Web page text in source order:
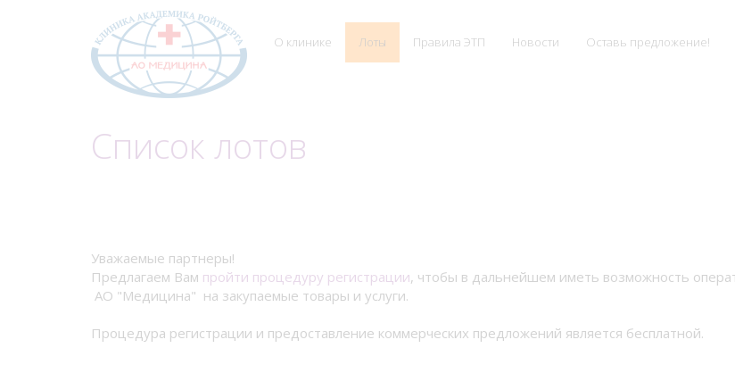
О клинике Лоты Правила ЭТП Новости Оставь предложение!
Список лотов
Уважаемые партнеры!
Предлагаем Вам пройти процедуру регистрации, чтобы в дальнейшем иметь возможность
АО "Медицина" на закупаемые товары и услуги.
Процедура регистрации и предоставление коммерческих предложений является бесплатной.